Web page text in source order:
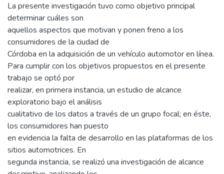
La presente investigación tuvo como objetivo principal
determinar cuáles son
aquellos aspectos que motivan y ponen freno a los
consumidores de la ciudad de
Córdoba en la adquisición de un vehículo automotor en línea.
Para cumplir con los objetivos propuestos en el presente
trabajo se optó por
realizar, en primera instancia, un estudio de alcance
exploratorio bajo el análisis
cualitativo de los datos a través de un grupo focal; en éste,
los consumidores han puesto
en evidencia la falta de desarrollo en las plataformas de los
sitios automotrices. En
segunda instancia, se realizó una investigación de alcance